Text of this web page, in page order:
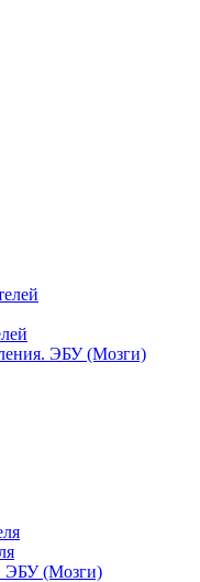
ЭБУ (Мозги)
ЭБУ (Мозги)